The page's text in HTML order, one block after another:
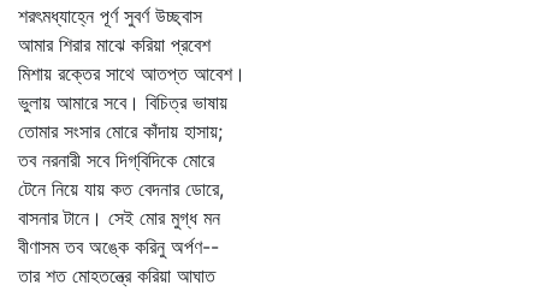
শরৎমধ্যাহ্নে পূর্ণ সুবর্ণ উচ্ছ্বাস
আমার শিরার মাঝে করিয়া প্রবেশ
মিশায় রক্তের সাথে আতপ্ত আবেশ।
ভুলায় আমারে সবে। বিচিত্র ভাষায়
তোমার সংসার মোরে কাঁদায় হাসায়;
তব নরনারী সবে দিগ্‌বিদিকে মোরে
টেনে নিয়ে যায় কত বেদনার ডোরে,
বাসনার টানে। সেই মোর মুগ্ধ মন
বীণাসম তব অঙ্কে করিনু অর্পণ--
তার শত মোহতন্ত্রে করিয়া আঘাত